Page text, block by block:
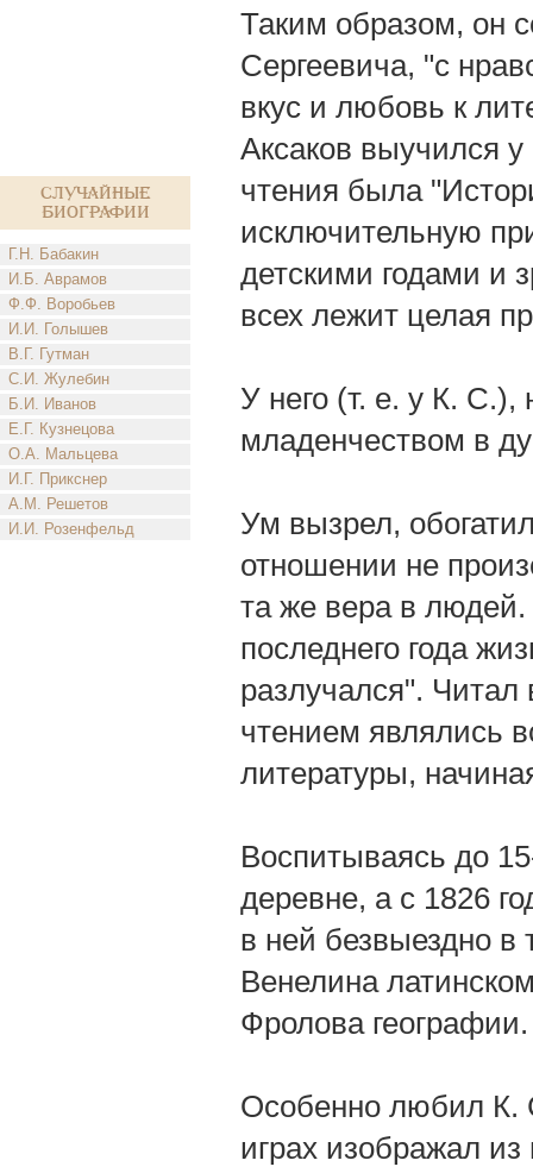
Случайные
биографии
Г.Н. Бабакин
И.Б. Аврамов
Ф.Ф. Воробьев
И.И. Голышев
В.Г. Гутман
С.И. Жулебин
Б.И. Иванов
Е.Г. Кузнецова
О.А. Мальцева
И.Г. Прикснер
А.М. Решетов
И.И. Розенфельд
Таким образом, он
Сергеевича, "с
вкус и любовь к
Аксаков выучился у
чтения была
исключительную
детскими годами и
всех лежит целая
У него (т. е. у К. С.),
младенчеством в
Ум вызрел,
отношении не
та же вера в людей.
последнего года
разлучался". Читал
чтением являлись
литературы,
Воспитываясь до
деревне, а с 1826
в ней безвыездно в
Венелина
Фролова географии.
Особенно любил К.
играх изображал